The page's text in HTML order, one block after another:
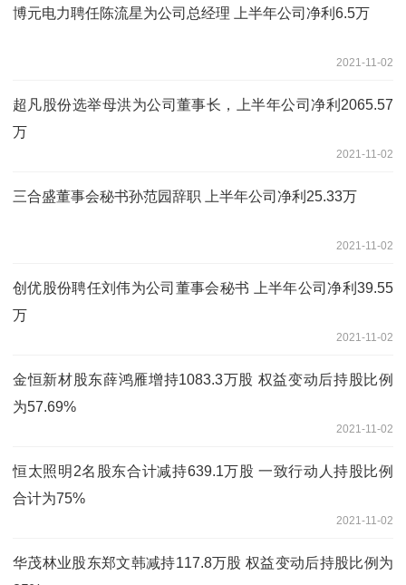
博元电力聘任陈流星为公司总经理 上半年公司净利6.5万
2021-11-02
超凡股份选举母洪为公司董事长，上半年公司净利2065.57
万
2021-11-02
三合盛董事会秘书孙范园辞职 上半年公司净利25.33万
2021-11-02
创优股份聘任刘伟为公司董事会秘书 上半年公司净利39.55
万
2021-11-02
金恒新材股东薛鸿雁增持1083.3万股 权益变动后持股比例
为57.69%
2021-11-02
恒太照明2名股东合计减持639.1万股 一致行动人持股比例
合计为75%
2021-11-02
华茂林业股东郑文韩减持117.8万股 权益变动后持股比例为